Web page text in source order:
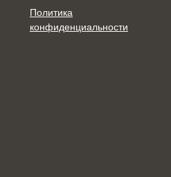
Политика
конфиденциальности